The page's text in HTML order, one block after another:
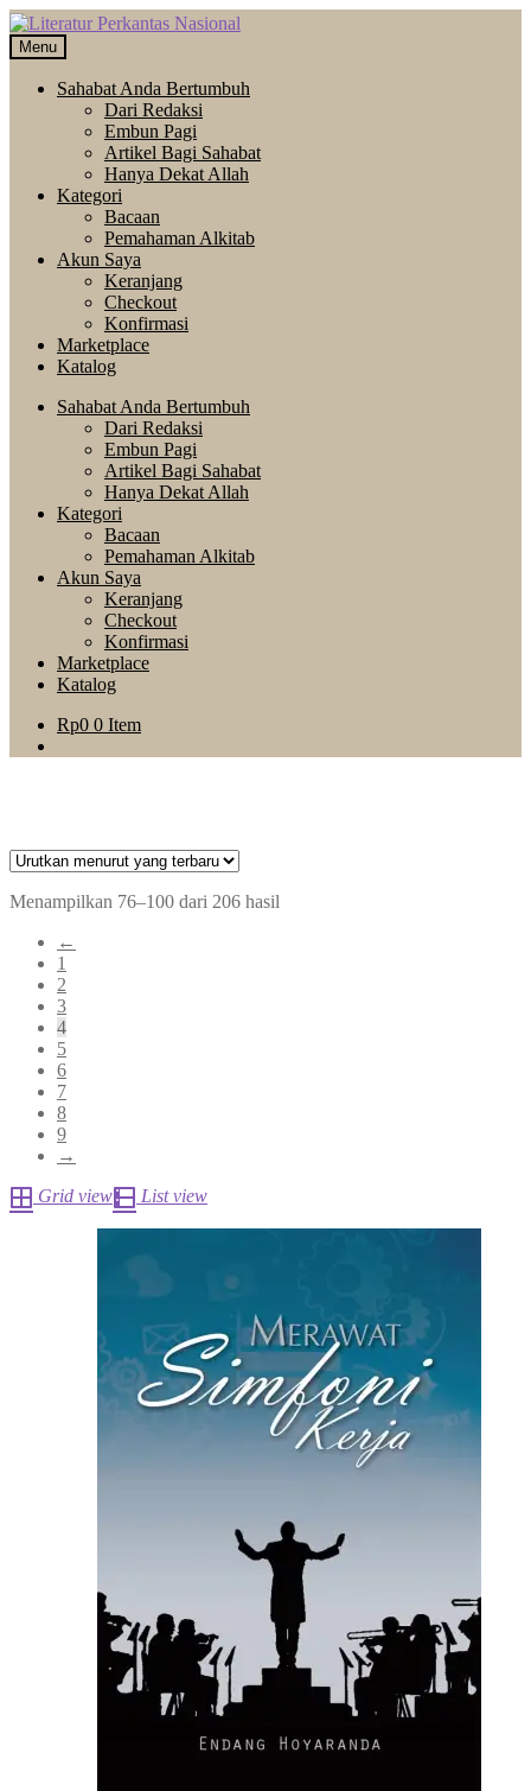
Skip
to
navigation
Langsung
ke
isi
Menu
Sahabat Anda Bertumbuh
Dari Redaksi
Embun Pagi
Artikel Bagi Sahabat
Hanya Dekat Allah
Kategori
Bacaan
Pemahaman Alkitab
Akun Saya
Keranjang
Checkout
Konfirmasi
Marketplace
Katalog
Sahabat Anda Bertumbuh
Dari Redaksi
Embun Pagi
Artikel Bagi Sahabat
Hanya Dekat Allah
Kategori
Bacaan
Pemahaman Alkitab
Akun Saya
Keranjang
Checkout
Konfirmasi
Marketplace
Katalog
Rp0 0 Item
Menampilkan 76–100 dari 206 hasil
←
1
2
3
4
5
6
7
8
9
→
Grid view
List view